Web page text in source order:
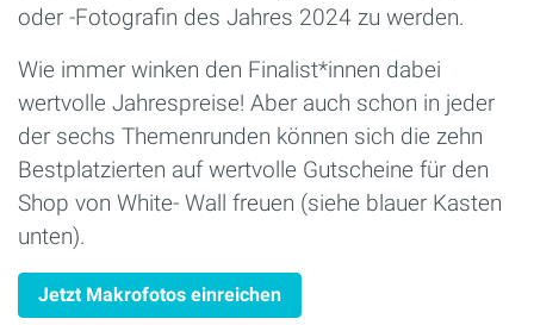
oder -Fotografin des Jahres 2024 zu werden.
Wie immer winken den Finalist*innen dabei
wertvolle Jahrespreise! Aber auch schon in jeder
der sechs Themenrunden können sich die zehn
Bestplatzierten auf wertvolle Gutscheine für den
Shop von White- Wall freuen (siehe blauer Kasten
unten).
Jetzt Makrofotos einreichen